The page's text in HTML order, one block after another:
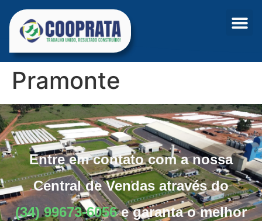
Pramonte
Entre em contato com a nossa
Central de Vendas através do
(34) 99673-6056 e garanta o melhor